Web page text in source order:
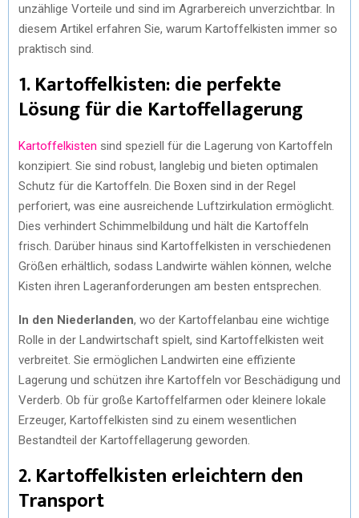
unzählige Vorteile und sind im Agrarbereich unverzichtbar. In
diesem Artikel erfahren Sie, warum Kartoffelkisten immer so
praktisch sind.
1. Kartoffelkisten: die perfekte
Lösung für die Kartoffellagerung
Kartoffelkisten sind speziell für die Lagerung von Kartoffeln
konzipiert. Sie sind robust, langlebig und bieten optimalen
Schutz für die Kartoffeln. Die Boxen sind in der Regel
perforiert, was eine ausreichende Luftzirkulation ermöglicht.
Dies verhindert Schimmelbildung und hält die Kartoffeln
frisch. Darüber hinaus sind Kartoffelkisten in verschiedenen
Größen erhältlich, sodass Landwirte wählen können, welche
Kisten ihren Lageranforderungen am besten entsprechen.
In den Niederlanden, wo der Kartoffelanbau eine wichtige
Rolle in der Landwirtschaft spielt, sind Kartoffelkisten weit
verbreitet. Sie ermöglichen Landwirten eine effiziente
Lagerung und schützen ihre Kartoffeln vor Beschädigung und
Verderb. Ob für große Kartoffelfarmen oder kleinere lokale
Erzeuger, Kartoffelkisten sind zu einem wesentlichen
Bestandteil der Kartoffellagerung geworden.
2. Kartoffelkisten erleichtern den
Transport